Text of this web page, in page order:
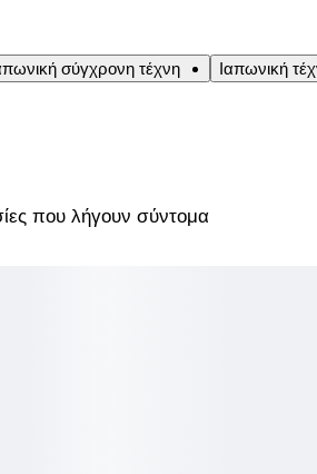
σύγχρονη τέχνη Ιαπωνική
που λήγουν σύντομα